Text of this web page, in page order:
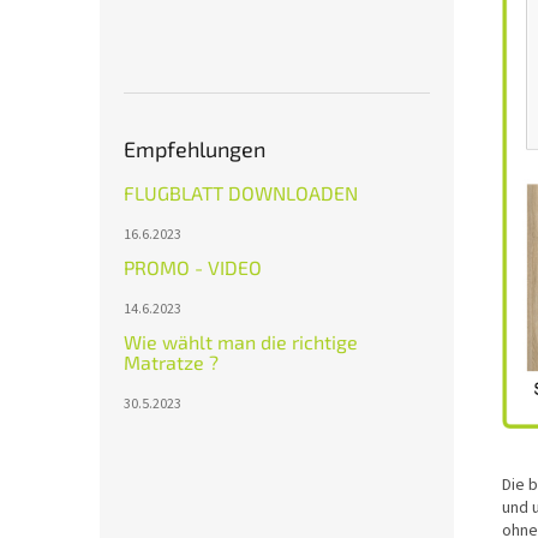
Empfehlungen
FLUGBLATT DOWNLOADEN
16.6.2023
PROMO - VIDEO
14.6.2023
Wie wählt man die richtige
Matratze ?
30.5.2023
Die
und